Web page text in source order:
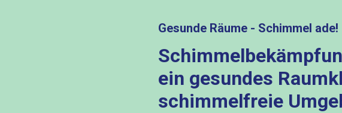
Gesunde Räume - Schimmel ade!
ein gesundes
schimmelfreie